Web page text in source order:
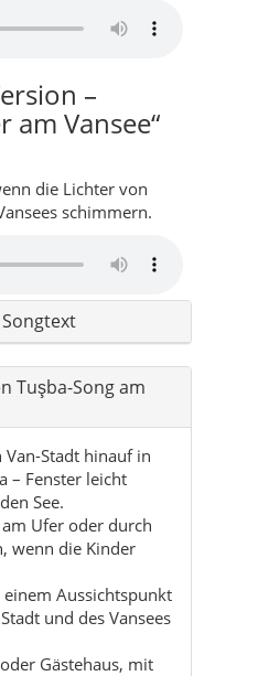
schimmern.
Tuşba-Song am
Stadt hinauf in
– Fenster leicht
See.
Ufer oder durch
wenn die Kinder
Aussichtspunkt
und des Vansees
Gästehaus, mit
auf den Himmel
Weg zu Märkten,
– der Song